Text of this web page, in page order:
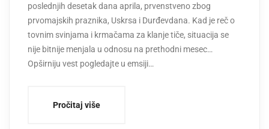
poslednjih desetak dana aprila, prvenstveno zbog
prvomajskih praznika, Uskrsa i Durđevdana. Kad je reč o
tovnim svinjama i krmačama za klanje tiče, situacija se
nije bitnije menjala u odnosu na prethodni mesec…
Opširniju vest pogledajte u emsiji…
Pročitaj više